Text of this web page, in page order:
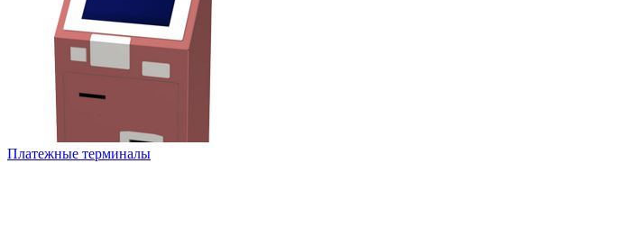
Платежные терминалы